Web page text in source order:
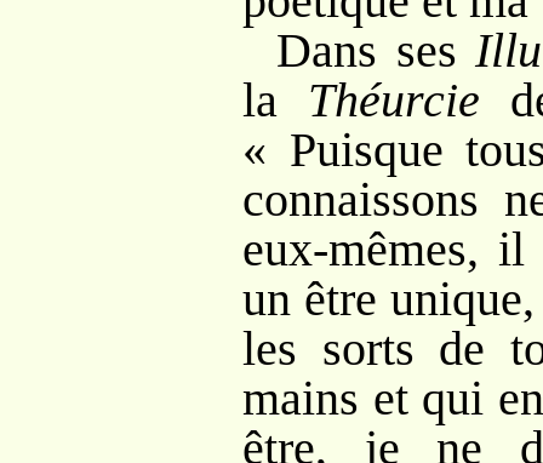
Dans ses
la Théurcie
« Puisque
connaissons
eux-mêmes,
un être
les sorts de
mains et qui
être, je ne